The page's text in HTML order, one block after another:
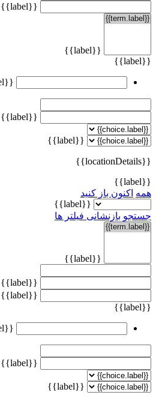
{{label}}
{{label}}
{{label}}
{{choice.label}}
{{label}}
{{label}}
{{locationDetails}}
{{label}}
همه اکنون باز کنید
{{label}}
جستجو بازنشانی فیلتر ها
{{label}}
{{label}}
{{label}}
{{label}}
{{choice.label}}
{{label}}
{{label}}